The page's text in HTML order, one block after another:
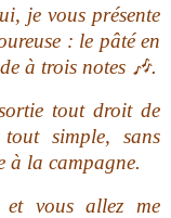
je vous présente
: le pâté en
à trois notes 🎶.
tout droit de
simple, sans
à la campagne.
vous allez me